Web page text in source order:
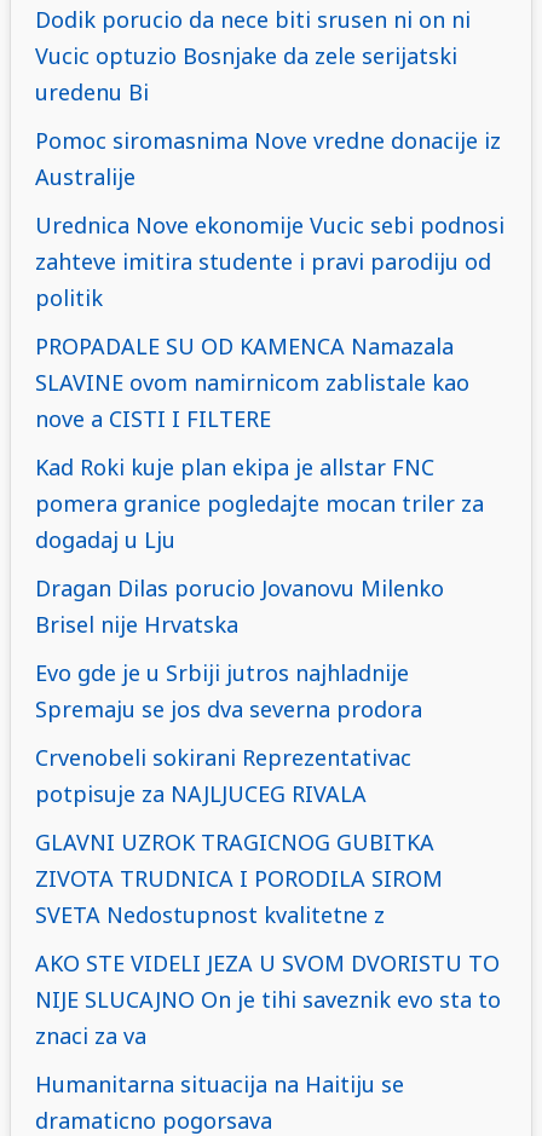
Dodik porucio da nece biti srusen ni on ni
Vucic optuzio Bosnjake da zele serijatski
uredenu Bi
Pomoc siromasnima Nove vredne donacije iz
Australije
Urednica Nove ekonomije Vucic sebi podnosi
zahteve imitira studente i pravi parodiju od
politik
PROPADALE SU OD KAMENCA Namazala
SLAVINE ovom namirnicom zablistale kao
nove a CISTI I FILTERE
Kad Roki kuje plan ekipa je allstar FNC
pomera granice pogledajte mocan triler za
dogadaj u Lju
Dragan Dilas porucio Jovanovu Milenko
Brisel nije Hrvatska
Evo gde je u Srbiji jutros najhladnije
Spremaju se jos dva severna prodora
Crvenobeli sokirani Reprezentativac
potpisuje za NAJLJUCEG RIVALA
GLAVNI UZROK TRAGICNOG GUBITKA
ZIVOTA TRUDNICA I PORODILA SIROM
SVETA Nedostupnost kvalitetne z
AKO STE VIDELI JEZA U SVOM DVORISTU TO
NIJE SLUCAJNO On je tihi saveznik evo sta to
znaci za va
Humanitarna situacija na Haitiju se
dramaticno pogorsava